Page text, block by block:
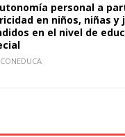
personal a
en niños, niñas y
en el nivel de
CONEDUCA